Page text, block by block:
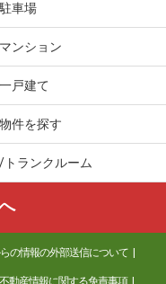
車場
ンション
戸建て
件を探す
ランクルーム
の情報の外部送信について
不動産情報に関する免責事項